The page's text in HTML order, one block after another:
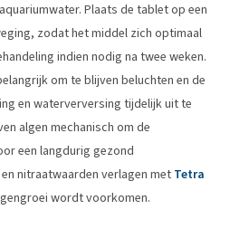
Plaats de tablet op een
zodat het middel zich optimaal
indien nodig na twee weken.
om te blijven beluchten en de
en waterverversing tijdelijk uit te
algen mechanisch om de
een langdurig gezond
nitraatwaarden verlagen met Tetra
wordt voorkomen.